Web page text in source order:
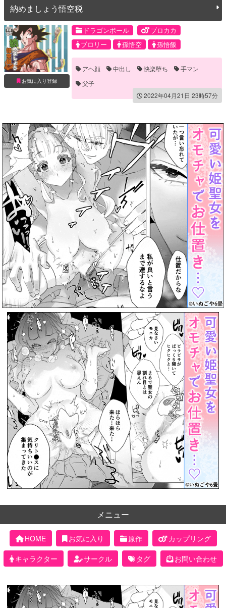
納めましょう悟空税
お気に入り登録
ドラゴンボール
ブロカカ
ブロリー
孫悟空 孫悟飯
アヘ顔 中出し 快楽堕ち
手マン
父子
2022年04月21日 23時57分
メニュー
HOME お気に入り 原作
カップリング
キャラクター
サークル タグ お問い合わせ